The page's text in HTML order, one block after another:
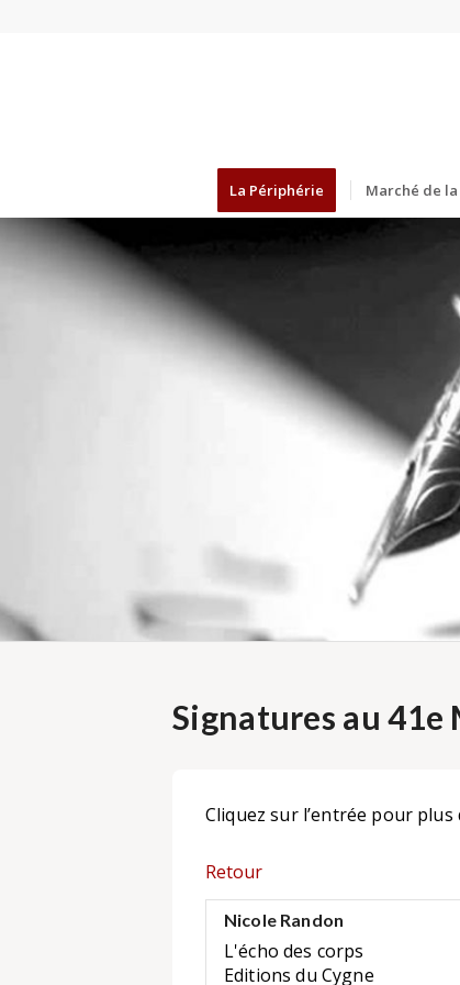
La Périphérie Marché de la
Signatures au 41e
Cliquez sur l’entrée pour plus
Retour
Nicole Randon
L'écho des corps
Editions du Cygne